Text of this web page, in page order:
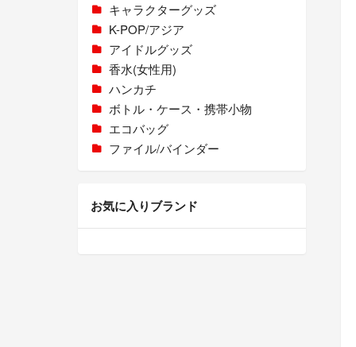
キャラクターグッズ
K-POP/アジア
アイドルグッズ
香水(女性用)
ハンカチ
ボトル・ケース・携帯小物
エコバッグ
ファイル/バインダー
お気に入りブランド